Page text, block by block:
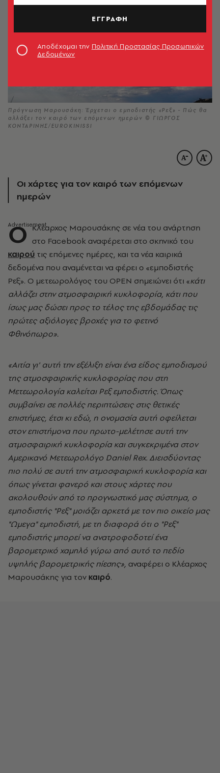
Πρόγνωση Μαρουσάκη: Έρχεται ο εμποδιστής «Ρεξ» - Πώς θα
αλλάξει τον καιρό των επόμενων ημερών © ΓΙΩΡΓΟΣ
ΚΟΝΤΑΡΙΝΗΣ/EUROKINISSI
Οι χάρτες για τον καιρό των επόμενων
ημερών
Ο Κλέαρχος Μαρουσάκης σε νέα του ανάρτηση
στο Facebook αναφέρεται στο σκηνικό του
καιρού τις επόμενες ημέρες, και τα νέα καιρικά
δεδομένα που αναμένεται να φέρει ο «εμποδιστής
Ρεξ». Ο μετεωρολόγος του OPEN σημειώνει ότι «κάτι
αλλάζει στην ατμοσφαιρική κυκλοφορία, κάτι που
ίσως μας δώσει προς το τέλος της εβδομάδας τις
πρώτες αξιόλογες βροχές για το φετινό
Φθινόπωρο».
«Αιτία γι' αυτή την εξέλιξη είναι ένα είδος εμποδισμού
της ατμοσφαιρικής κυκλοφορίας που στη
Μετεωρολογία καλείται Ρεξ εμποδιστής. Όπως
συμβαίνει σε πολλές περιπτώσεις στις θετικές
επιστήμες, έτσι κι εδώ, η ονομασία αυτή οφείλεται
στον επιστήμονα που πρωτο-μελέτησε αυτή την
ατμοσφαιρική κυκλοφορία και συγκεκριμένα στον
Αμερικανό Μετεωρολόγο Daniel Rex. Διεισδύοντας
πιο πολύ σε αυτή την ατμοσφαιρική κυκλοφορία και
όπως γίνεται φανερό και στους χάρτες που
ακολουθούν από το προγνωστικό μας σύστημα, ο
εμποδιστής "Ρεξ" μοιάζει αρκετά με τον πιο οικείο μας
"Ωμεγα" εμποδιστή, με τη διαφορά ότι ο "Ρεξ"
εμποδιστής μπορεί να ανατροφοδοτεί ένα
βαρομετρικό χαμηλό γύρω από αυτό το πεδίο
υψηλής βαρομετρικής πίεσης», αναφέρει ο Κλέαρχος
Μαρουσάκης για τον καιρό.
ΕΓΓΡΑΦΗ
Αποδέχομαι την Πολιτική Προστασίας Προσωπικών
Δεδομένων